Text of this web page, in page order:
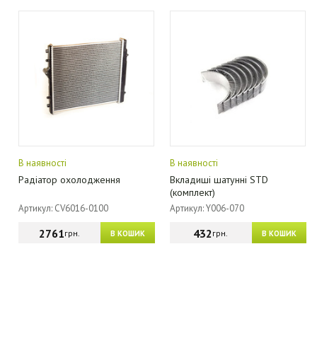
В наявності
Радіатор охолодження
Артикул: CV6016-0100
В КОШИК
2761грн.
В наявності
Вкладиші шатунні STD
(комплект)
Артикул: Y006-070
В КОШИК
432грн.